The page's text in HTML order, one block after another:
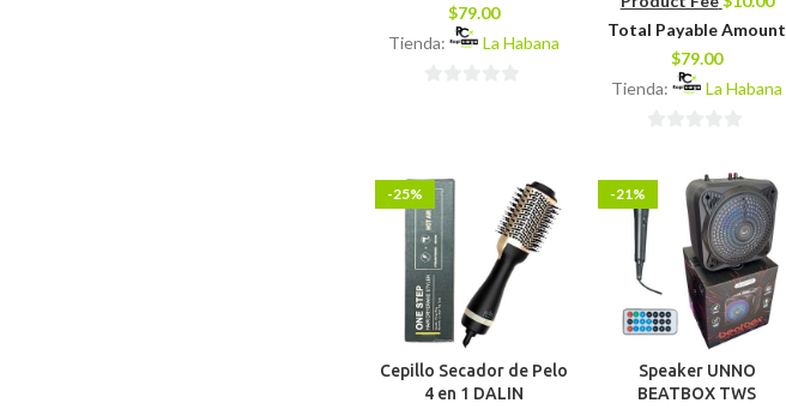
$79.00
Tienda:
La Habana
Total Payable Amount
$79.00
Tienda:
La Habana
-25%
Cepillo Secador de Pelo
4 en 1 DALIN
-21%
Speaker UNNO
BEATBOX TWS